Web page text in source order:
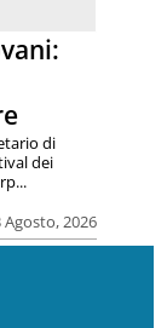
2026
di
dei